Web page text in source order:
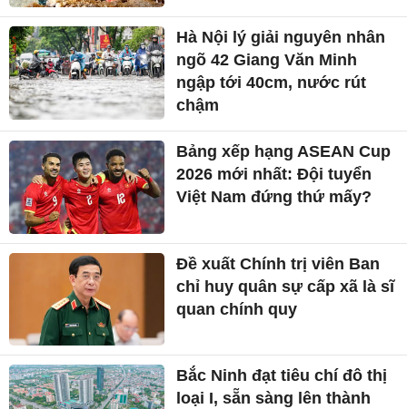
Hà Nội lý giải nguyên nhân
ngõ 42 Giang Văn Minh
ngập tới 40cm, nước rút
chậm
Bảng xếp hạng ASEAN Cup
2026 mới nhất: Đội tuyển
Việt Nam đứng thứ mấy?
Đề xuất Chính trị viên Ban
chỉ huy quân sự cấp xã là sĩ
quan chính quy
Bắc Ninh đạt tiêu chí đô thị
loại I, sẵn sàng lên thành